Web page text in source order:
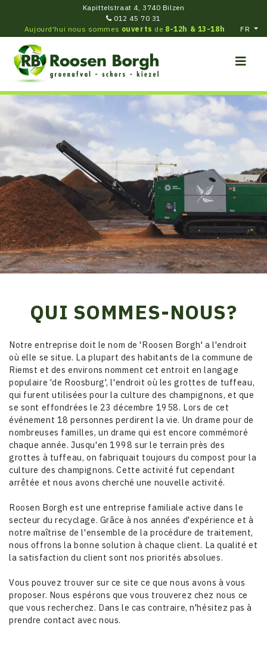
Kapittelstraat 4, 3740 Bilzen
012 45 70 31
Aujourd'hui nous sommes ouverts de 8-12h & 13-18h FR
QUI SOMMES-NOUS?
Notre entreprise doit le nom de 'Roosen Borgh' a l'endroit
où elle se situe. La plupart des habitants de la commune de
Riemst et des environs nomment cet entroit en langage
populaire 'de Roosburg', l'endroit où les grottes de tuffeau,
qui furent utilisées pour la culture des champignons, et que
se sont effondrées le 23 décembre 1958. Lors de cet
événement 18 personnes perdirent la vie. Un drame pour de
nombreuses familles, un drame qui est encore commémoré
chaque année. Jusqu'en 1998 sur le terrain près des
grottes à tuffeau, on fabriquait toujours du compost pour la
culture des champignons. Cette activité fut cependant
arrêtée et nous avons cherché une nouvelle activité.
Roosen Borgh est une entreprise familiale active dans le
secteur du recyclage. Grâce à nos années d'expérience et à
notre maîtrise de l'ensemble de la procédure de traitement,
nous offrons la bonne solution à chaque client. La qualité et
la satisfaction du client sont nos priorités absolues.
Vous pouvez trouver sur ce site ce que nous avons à vous
proposer. Nous espérons que vous trouverez chez nous ce
que vous recherchez. Dans le cas contraire, n'hésitez pas à
prendre contact avec nous.